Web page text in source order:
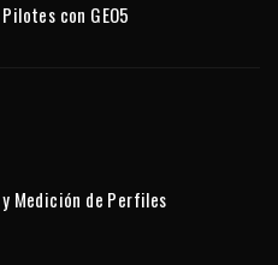
con GEO5
Medición de Perfiles